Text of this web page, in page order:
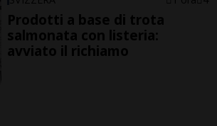
Prodotti a base di trota
salmonata con listeria:
avviato il richiamo